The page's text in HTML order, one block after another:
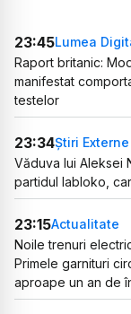
23:45Lumea
Raport britanic:
manifestat
testelor
23:34Știri Externe
Văduva lui Aleksei
partidul Iabloko,
23:15Actualitate
Noile trenuri
Primele garnituri
aproape un an de